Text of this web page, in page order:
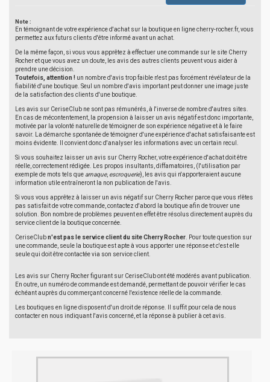
Note :
En témoignant de votre expérience d'achat sur la boutique en ligne cherry-rocher.fr, vous
permettez aux futurs clients d'être informé avant un achat.
De la même façon, si vous vous apprêtez à effectuer une commande sur le site Cherry
Rocher et que vous avez un doute, les avis des autres clients peuvent vous aider à
prendre une décision.
Toutefois, attention ! un nombre d'avis trop faible n'est pas forcément révélateur de la
fiabilité d'une boutique. Seul un nombre d'avis important peut donner une image juste
de la satisfaction des clients d'une boutique.
Les avis sur CeriseClub ne sont pas rémunérés, à l'inverse de nombre d'autres sites.
En cas de mécontentement, la propension à laisser un avis négatif est donc importante,
motivée par la volonté naturelle de témoigner de son expérience négative et à le faire
savoir. La démarche spontanée de témoigner d'une expérience d'achat satisfaisante est
moins évidente. Il convient donc d'analyser les informations avec un certain recul.
Si vous souhaitez laisser un avis sur Cherry Rocher, votre expérience d'achat doit être
réelle, correctement rédigée. Les propos insultants, diffamatoires, (l'utilisation par
exemple de mots tels que arnaque, escroquerie), les avis qui n'apporteraient aucune
information utile entraîneront la non publication de l'avis.
Si vous vous apprêtez à laisser un avis négatif sur Cherry Rocher parce que vous n'êtes
pas satisfait de votre commande, contactez d'abord la boutique afin de trouver une
solution. Bon nombre de problèmes peuvent en effet être résolus directement auprès du
service client de la boutique concernée.
CeriseClubn'est pas le service client du site Cherry Rocher . Pour toute question sur
une commande, seule la boutique est apte à vous apporter une réponse et c'est elle
seule qui doit être contactée via son service client.
Les avis sur Cherry Rocher figurant sur CeriseClub ont été modérés avant publication.
En outre, un numéro de commande est demandé, permettant de pouvoir vérifier le cas
échéant auprès du commerçant concerné l'existence réelle de la commande.
Les boutiques en ligne disposent d'un droit de réponse. Il suffit pour cela de nous
contacter en nous indiquant l'avis concerné, et la réponse à publier à cet avis.